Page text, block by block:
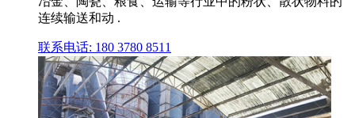
连续输送和动 .
联系电话: 180 3780 8511